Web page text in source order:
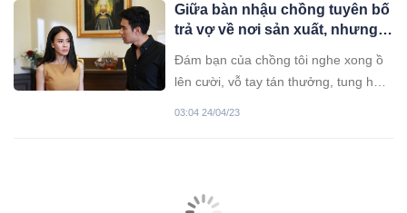
Giữa bàn nhậu chồng tuyên bố
trả vợ về nơi sản xuất, nhưng
sợ đến ngây người
Đám bạn của chồng tôi nghe xong ồ
lên cười, vỗ tay tán thưởng, tung hô
03:04 24/04/23